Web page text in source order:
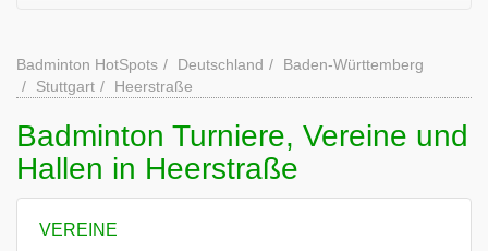
Badminton HotSpots Deutschland
Baden-Württemberg
Stuttgart
Heerstraße
Badminton Turniere, Vereine und
Hallen in Heerstraße
VEREINE